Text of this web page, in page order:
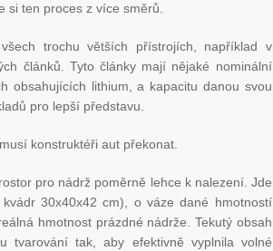
si ten proces z více směrů.
trochu větších přístrojích, například v
článků. Tyto články mají nějaké nominální
obsahujících lithium, a kapacitu danou svou
pro lepší představu.
konstruktéři aut překonat.
pro nádrž poměrně lehce k nalezení. Jde
30x40x42 cm), o váze dané hmotností
hmotnost prázdné nádrže. Tekutý obsah
tvarování tak, aby efektivně vyplnila volné